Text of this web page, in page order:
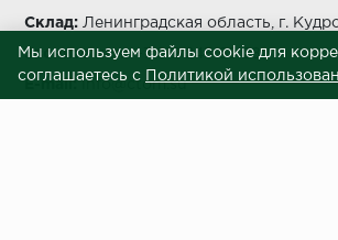
Склад: Ленинградская область, г.
Звоните нам:+7 812 245 69 28
E-mail: info@ctom.su
Мы используем файлы cookie для
соглашаетесь с
Политикой